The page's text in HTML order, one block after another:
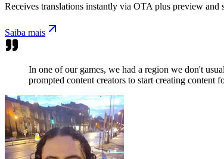
Receives translations instantly via OTA plus preview and
Saiba mais
In one of our games, we had a region we don't
prompted content creators to start creating